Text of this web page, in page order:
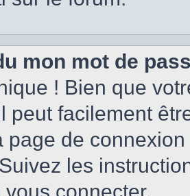
mon mot de
! Bien que
peut facilement
page de
les